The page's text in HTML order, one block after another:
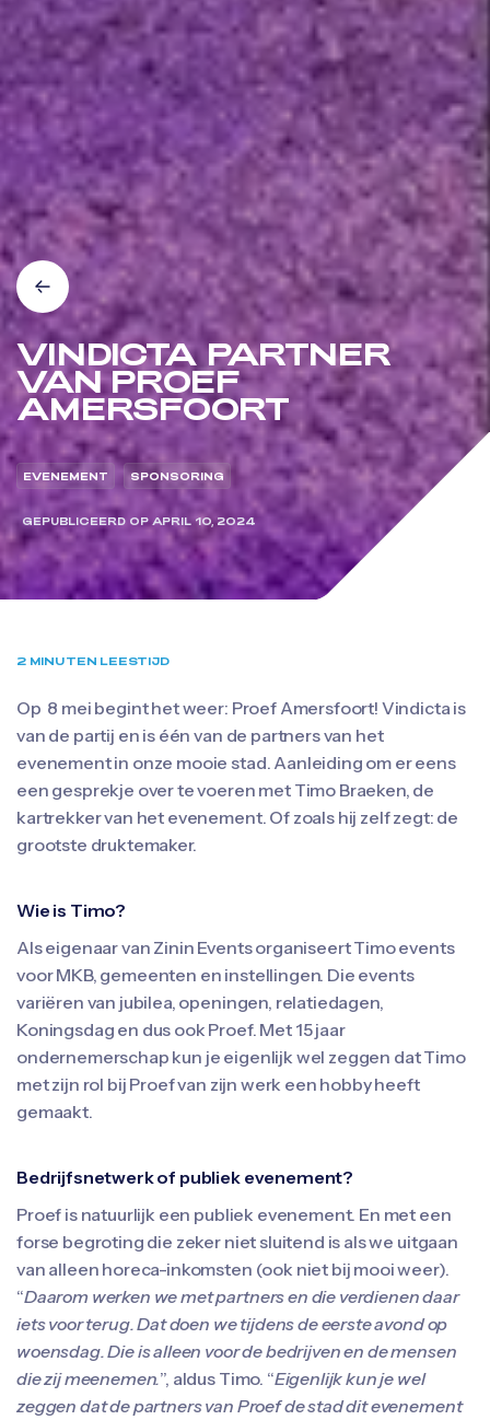
VINDICTA PARTNER
VAN PROEF
AMERSFOORT
EVENEMENT SPONSORING
GEPUBLICEERD OP APRIL 10, 2024
2 MINUTEN LEESTIJD
Op 8 mei begint het weer: Proef Amersfoort! Vindicta is
van de partij en is één van de partners van het
evenement in onze mooie stad. Aanleiding om er eens
een gesprekje over te voeren met Timo Braeken, de
kartrekker van het evenement. Of zoals hij zelf zegt: de
grootste druktemaker.
Wie is Timo?
Als eigenaar van Zinin Events organiseert Timo events
voor MKB, gemeenten en instellingen. Die events
variëren van jubilea, openingen, relatiedagen,
Koningsdag en dus ook Proef. Met 15 jaar
ondernemerschap kun je eigenlijk wel zeggen dat Timo
met zijn rol bij Proef van zijn werk een hobby heeft
gemaakt.
Bedrijfsnetwerk of publiek evenement?
Proef is natuurlijk een publiek evenement. En met een
forse begroting die zeker niet sluitend is als we uitgaan
van alleen horeca-inkomsten (ook niet bij mooi weer).
“Daarom werken we met partners en die verdienen daar
iets voor terug. Dat doen we tijdens de eerste avond op
woensdag. Die is alleen voor de bedrijven en de mensen
die zij meenemen.”, aldus Timo. “Eigenlijk kun je wel
zeggen dat de partners van Proef de stad dit evenement